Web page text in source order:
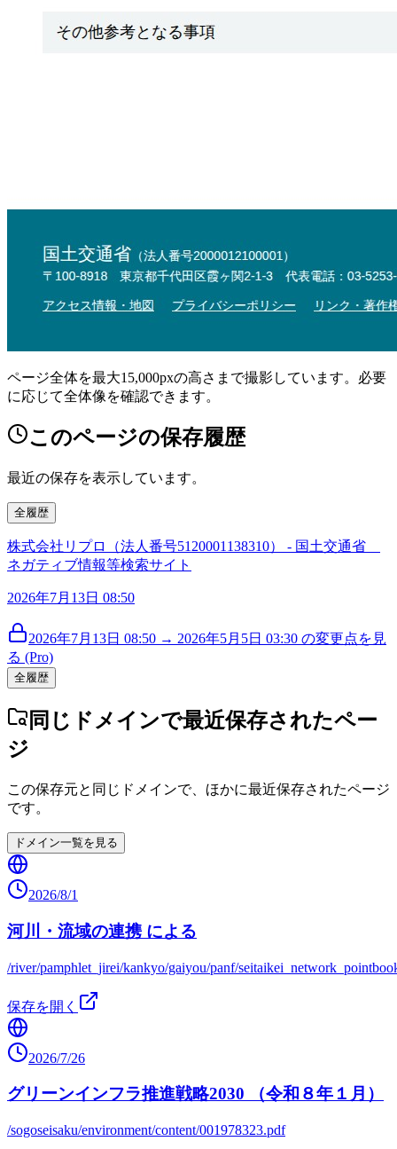
ページ全体を最大15,000pxの高さまで撮影しています。必要
に応じて全体像を確認できます。
このページの保存履歴
最近の保存を表示しています。
全履歴
株式会社リプロ（法人番号5120001138310） - 国土交通省
ネガティブ情報等検索サイト
2026年7月13日 08:50
2026年7月13日 08:50 → 2026年5月5日 03:30 の変更点を見
る (Pro)
全履歴
同じドメインで最近保存されたペー
ジ
この保存元と同じドメインで、ほかに最近保存されたページ
です。
ドメイン一覧を見る
2026/8/1
河川・流域の連携 による
/river/pamphlet_jirei/kankyo/gaiyou/panf/
保存を開く
2026/7/26
グリーンインフラ推進戦略2030 （令和８年１月）
/sogoseisaku/environment/content/001978323.pdf